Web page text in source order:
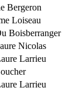
Bergeron
Loiseau
Boisberranger
Nicolas
Larrieu
Larrieu